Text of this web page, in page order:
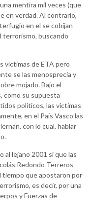
mentira mil veces (que
en verdad. Al contrario,
en el se cobijan
terrorismo, buscando
víctimas de ETA pero
se las menosprecia y
mojado. Bajo el
como su supuesta
políticos, las víctimas
en el País Vasco las
con lo cual, hablar
al lejano 2001 sí que las
Redondo Terreros
tiempo que apostaron por
es decir, por una
y Fuerzas de